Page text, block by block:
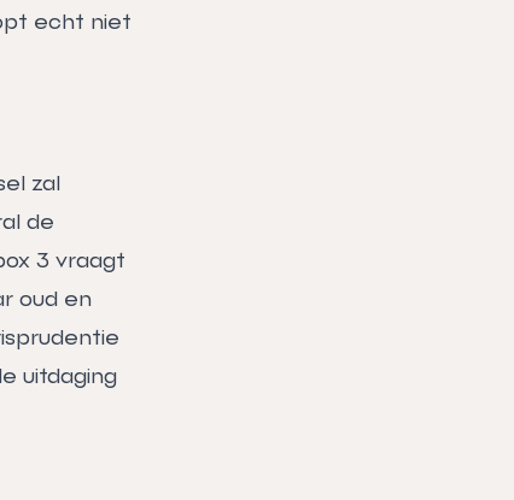
echt niet
zal
de
3 vraagt
oud en
uitdaging